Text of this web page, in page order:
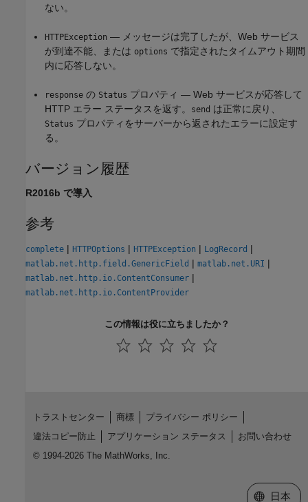
ない。
HTTPException — メッセージは完了したが、Web サービス
が到達不能、または options で指定されたタイムアウト期間
内に応答しない。
response の Status プロパティ — Web サービスが応答して
HTTP エラー ステータスを返す。
send は正常に戻り、
Status プロパティをサーバーから返されたエラーに設定す
る。
バージョン履歴
R2016b で導入
参考
complete | HTTPOptions | HTTPException | LogRecord |
matlab.net.http.field.GenericField | matlab.net.URI |
matlab.net.http.io.ContentConsumer |
matlab.net.http.io.ContentProvider
この情報は役に立ちましたか？
トラストセンター 商標
プライバシー ポリシー
違法コピー防止
アプリケーション ステータス
お問い合わせ
© 1994-2026 The MathWorks, Inc.
Web サイ
日本